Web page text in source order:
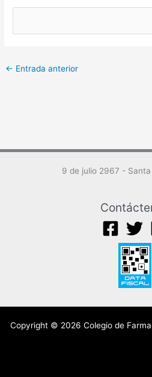
← Entrada anterior
9 de julio 2967 -
Copyright © 2026 Colegio de